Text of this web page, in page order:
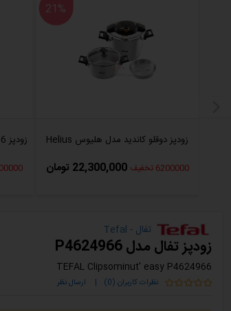
21%
زودپز دوقلو کاندید مدل هلیوس Helius
6200000 تخفیف 22,300,000 تومان
زودپز 6 لیتری کاندید مدل هلیوس Helius
3600000
تفال - Tefal
زودپز تفال مدل P4624966
TEFAL Clipsominut' easy P4624966
نظرات کاربران (0) | ارسال نظر